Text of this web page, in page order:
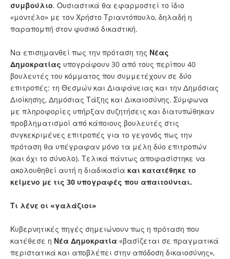
συμβούλιο. Ουσιαστικά θα εφαρμοστεί το ίδιο
«μοντέλο» με τον Χρήστο Τριαντόπουλο, δηλαδή η
παραπομπή στον φυσικό δικαστική.
Να επισημανθεί πως την πρόταση της Νέας
Δημοκρατίας υπογράφουν 30 από τους περίπου 40
βουλευτές του κόμματος που συμμετέχουν σε δύο
επιτροπές: τη Θεσμών και Διαφάνειας και την Δημόσιας
Διοίκησης, Δημόσιας Τάξης και Δικαιοσύνης. Σύμφωνα
με πληροφορίες υπήρξαν συζητήσεις και διατυπώθηκαν
προβληματισμοί από κάποιους βουλευτές στις
συγκεκριμένες επιτροπές για το γεγονός πως την
πρόταση θα υπέγραφαν μόνο τα μέλη δύο επιτροπών
(και όχι το σύνολο). Τελικά πάντως αποφασίστηκε να
ακολουθηθεί αυτή η διαδικασία και κατατέθηκε το
κείμενο με τις 30 υπογραφές που απαιτούνται.
Τι λένε οι «γαλάζιοι»
Κυβερνητικές πηγές σημειώνουν πως η πρόταση που
κατέθεσε η Νέα Δημοκρατία «βασίζεται σε πραγματικά
περιστατικά και αποβλέπει στην απόδοση δικαιοσύνης»,